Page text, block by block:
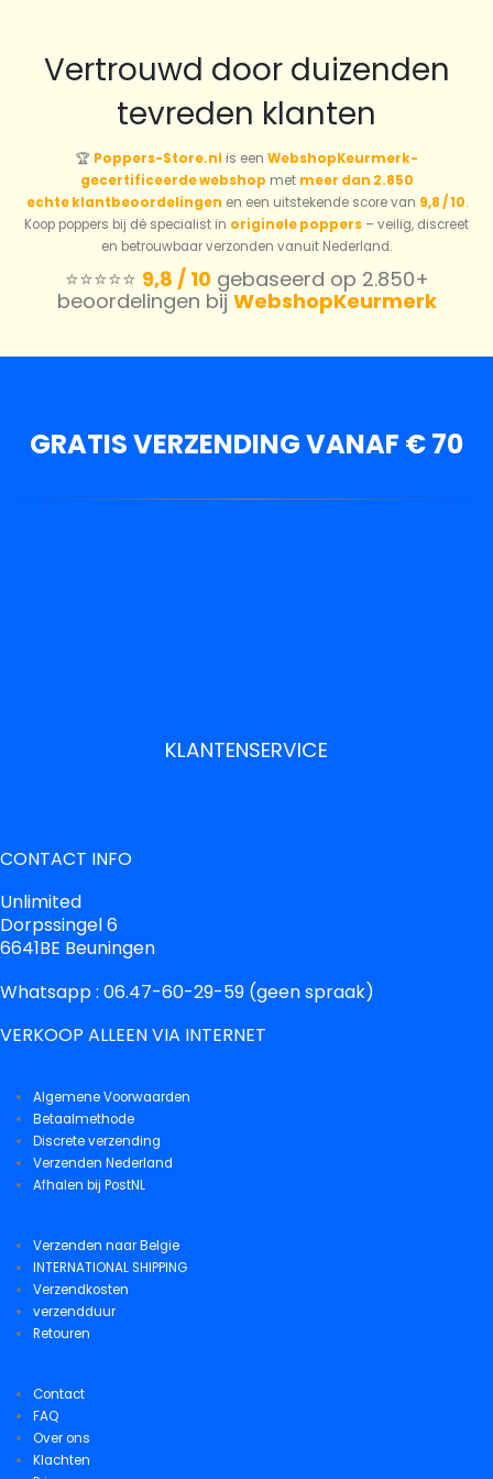
Vertrouwd door duizenden
tevreden klanten
🏆 Poppers-Store.nl is een WebshopKeurmerk-
gecertificeerde webshop met meer dan 2.850
echte klantbeoordelingen en een uitstekende score van 9,8 / 10.
Koop poppers bij dé specialist in originele poppers – veilig, discreet
en betrouwbaar verzonden vanuit Nederland.
⭐️⭐️⭐️⭐️⭐️ 9,8 / 10gebaseerd op 2.850+
beoordelingen bij WebshopKeurmerk
GRATIS VERZENDING VANAF € 70
KLANTENSERVICE
CONTACT INFO
Unlimited
Dorpssingel 6
6641BE Beuningen
Whatsapp : 06.47-60-29-59 (geen spraak)
VERKOOP ALLEEN VIA INTERNET
Algemene Voorwaarden
Betaalmethode
Discrete verzending
Verzenden Nederland
Afhalen bij PostNL
Verzenden naar Belgie
INTERNATIONAL SHIPPING
Verzendkosten
verzendduur
Retouren
Contact
FAQ
Over ons
Klachten